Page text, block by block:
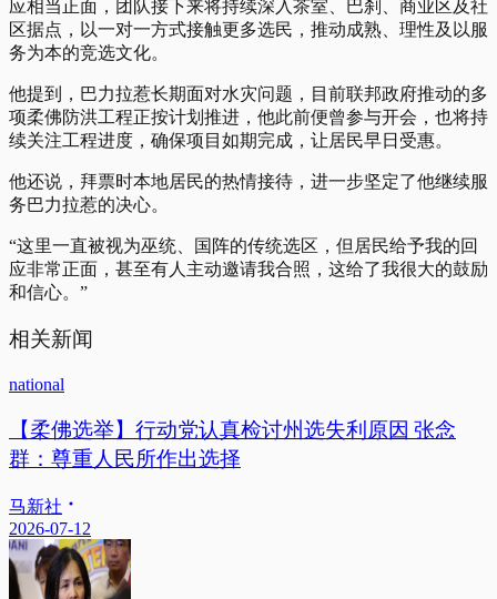
应相当正面，团队接下来将持续深入茶室、巴刹、商业区及社
区据点，以一对一方式接触更多选民，推动成熟、理性及以服
务为本的竞选文化。
他提到，巴力拉惹长期面对水灾问题，目前联邦政府推动的多
项柔佛防洪工程正按计划推进，他此前便曾参与开会，也将持
续关注工程进度，确保项目如期完成，让居民早日受惠。
他还说，拜票时本地居民的热情接待，进一步坚定了他继续服
务巴力拉惹的决心。
“这里一直被视为巫统、国阵的传统选区，但居民给予我的回
应非常正面，甚至有人主动邀请我合照，这给了我很大的鼓励
和信心。”
相关新闻
national
【柔佛选举】行动党认真检讨州选失利原因 张念
群：尊重人民所作出选择
马新社
2026-07-12